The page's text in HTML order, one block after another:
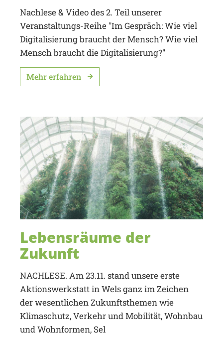
Nachlese & Video des 2. Teil unserer
Veranstaltungs-Reihe "Im Gespräch: Wie viel
Digitalisierung braucht der Mensch? Wie viel
Mensch braucht die Digitalisierung?"
Mehr erfahren
Lebensräume der
Zukunft
NACHLESE. Am 23.11. stand unsere erste
Aktionswerkstatt in Wels ganz im Zeichen
der wesentlichen Zukunftsthemen wie
Klimaschutz, Verkehr und Mobilität, Wohnbau
und Wohnformen, Sel